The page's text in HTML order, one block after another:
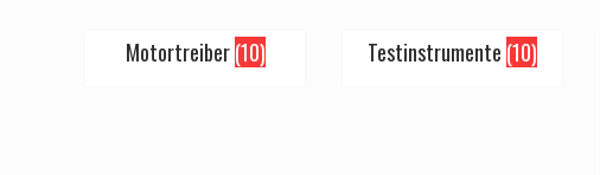
Motortreiber(10) Testinstrumente (10)